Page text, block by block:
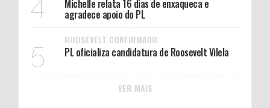
Michelle relata 16 dias de enxaqueca e
agradece apoio do PL
5 ROOSEVELT CONFIRMADO
PL oficializa candidatura de Roosevelt Vilela
VER MAIS